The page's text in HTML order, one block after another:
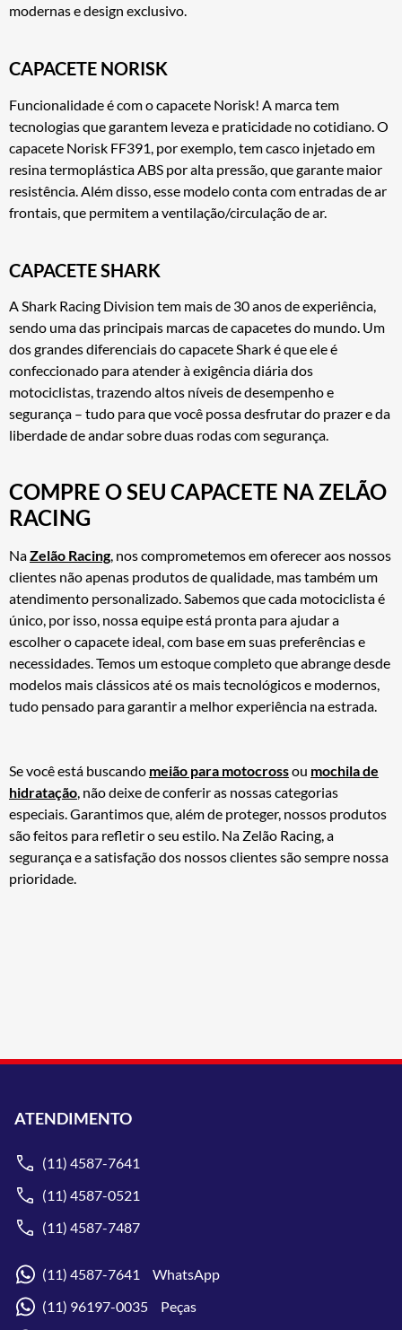
modernas e design exclusivo.
CAPACETE NORISK
Funcionalidade é com o capacete Norisk! A marca tem
tecnologias que garantem leveza e praticidade no cotidiano. O
capacete Norisk FF391, por exemplo, tem casco injetado em
resina termoplástica ABS por alta pressão, que garante maior
resistência. Além disso, esse modelo conta com entradas de ar
frontais, que permitem a ventilação/circulação de ar.
CAPACETE SHARK
A Shark Racing Division tem mais de 30 anos de experiência,
sendo uma das principais marcas de capacetes do mundo. Um
dos grandes diferenciais do capacete Shark é que ele é
confeccionado para atender à exigência diária dos
motociclistas, trazendo altos níveis de desempenho e
segurança – tudo para que você possa desfrutar do prazer e da
liberdade de andar sobre duas rodas com segurança.
COMPRE O SEU CAPACETE NA ZELÃO
RACING
NaZelão Racing, nos comprometemos em oferecer aos nossos
clientes não apenas produtos de qualidade, mas também um
atendimento personalizado. Sabemos que cada motociclista é
único, por isso, nossa equipe está pronta para ajudar a
escolher o capacete ideal, com base em suas preferências e
necessidades. Temos um estoque completo que abrange desde
modelos mais clássicos até os mais tecnológicos e modernos,
tudo pensado para garantir a melhor experiência na estrada.
Se você está buscando meião para motocrossou mochila de
hidratação, não deixe de conferir as nossas categorias
especiais. Garantimos que, além de proteger, nossos produtos
são feitos para refletir o seu estilo. Na Zelão Racing, a
segurança e a satisfação dos nossos clientes são sempre nossa
prioridade.
ATENDIMENTO
(11) 4587-7641
(11) 4587-0521
(11) 4587-7487
(11) 4587-7641 WhatsApp
(11) 96197-0035 Peças